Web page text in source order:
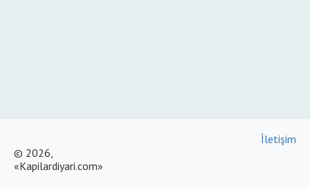
© 2026,
«Kapilardiyari.com»
İletişim